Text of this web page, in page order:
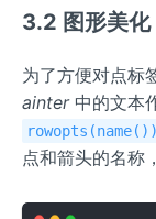
3.2 图形美化
为了方便对点标
ainter中的文本
rowopts(name())
点和箭头的名称